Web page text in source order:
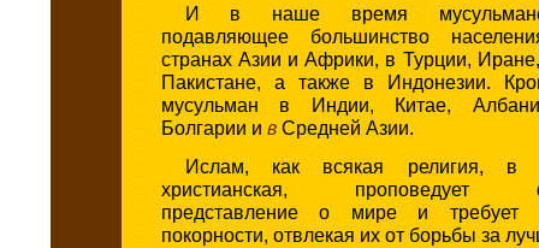
И в наше время мусульмане
подавляющее большинство
странах Азии и Африки, в Турции,
Пакистане, а также в Индонезии.
мусульман в Индии, Китае,
Болгарии и в Средней Азии.
Ислам, как всякая религия,
христианская, проповедует
представление о мире и требует
покорности, отвлекая их от борьбы за